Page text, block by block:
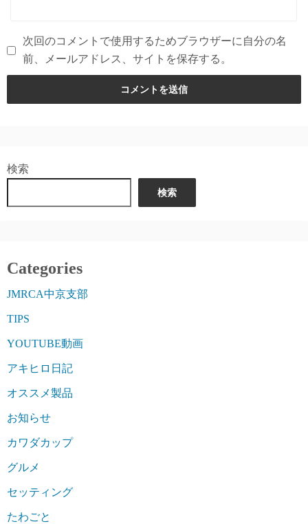
次回のコメントで使用するためブラウザーに自分の名
前、メールアドレス、サイトを保存する。
検索
検索
Categories
JMRCA中京支部
TIPS
YOUTUBE動画
アキヒロ日記
オススメ製品
お知らせ
カワダカップ
グルメ
セッティング
たわごと